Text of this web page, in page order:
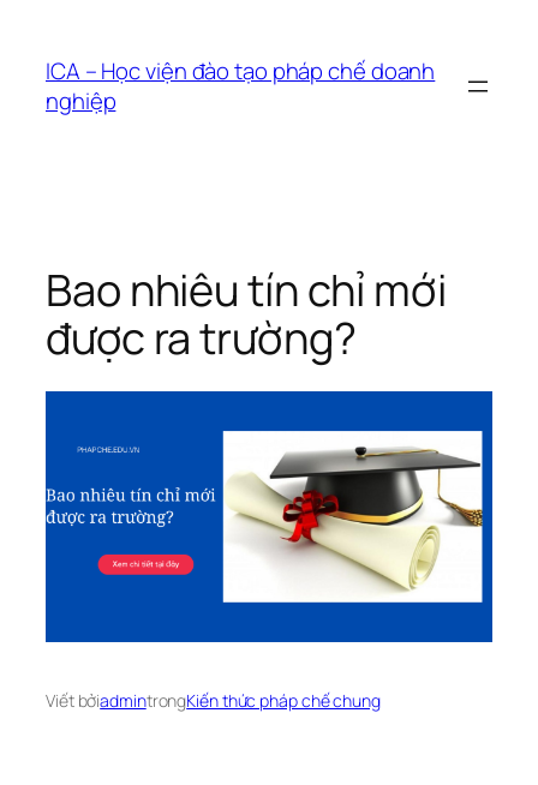
phầnICA – Học viện đào tạo pháp chế doanh
nghiệp
Bao nhiêu tín chỉ mới
được ra trường?
Viết bởiadmintrongKiến thức pháp chế chung